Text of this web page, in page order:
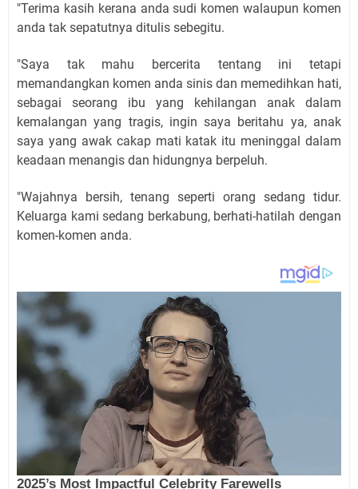
"Terima kasih kerana anda sudi komen walaupun komen
anda tak sepatutnya ditulis sebegitu.
"Saya tak mahu bercerita tentang ini tetapi
memandangkan komen anda sinis dan memedihkan hati,
sebagai seorang ibu yang kehilangan anak dalam
kemalangan yang tragis, ingin saya beritahu ya, anak
saya yang awak cakap mati katak itu meninggal dalam
keadaan menangis dan hidungnya berpeluh.
"Wajahnya bersih, tenang seperti orang sedang tidur.
Keluarga kami sedang berkabung, berhati-hatilah dengan
komen-komen anda.